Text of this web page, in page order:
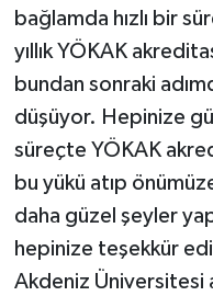
bağlamda hızlı bir
yıllık YÖKAK
bundan sonraki
düşüyor. Hepinize
süreçte YÖKAK
bu yükü atıp
daha güzel şeyler
hepinize teşekkür
Akdeniz Üniversitesi